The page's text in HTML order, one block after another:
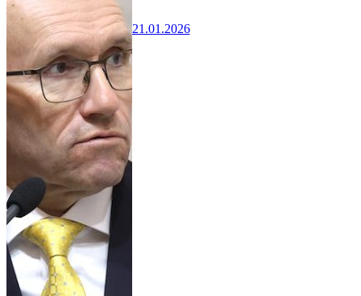
21.01.2026